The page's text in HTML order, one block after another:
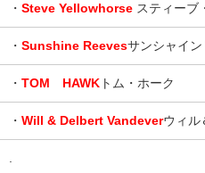
・ Steve Yellowhorse スティーブ
・ Sunshine Reevesサンシャイ
・ TOM HAWK トム・ホーク
・ Will & Delbert Vandeverウィル
.